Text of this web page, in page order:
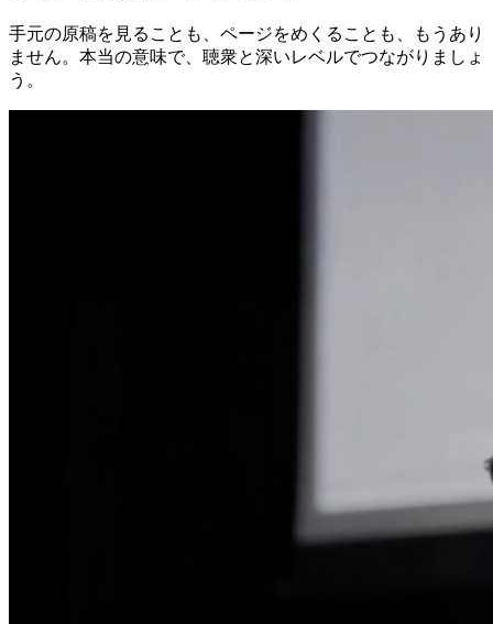
手元の原稿を見ることも、ページをめくることも、もうあり
ません。本当の意味で、聴衆と深いレベルでつながりましょ
う。